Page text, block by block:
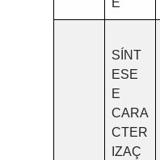
SÍNT
ESE
E
CARA
CTER
IZAÇ